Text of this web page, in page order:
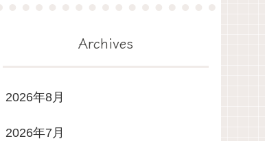
Archives
2026年8月
2026年7月